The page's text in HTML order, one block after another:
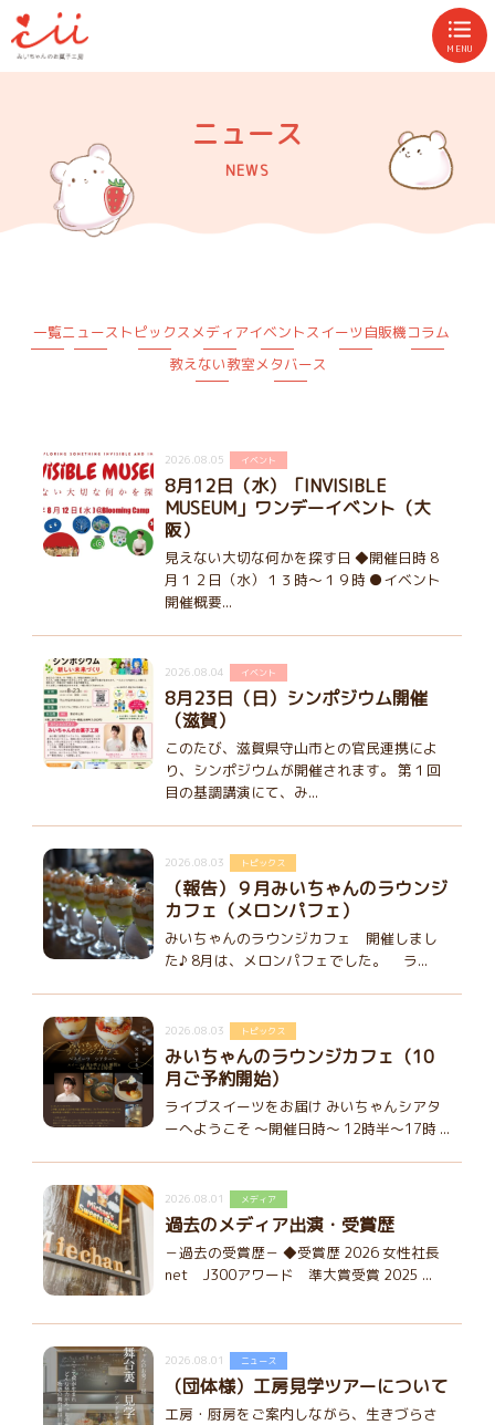
MENU
ニュース
NEWS
一覧ニュース トピックスメディアイベントスイーツ自販機コラム
教えない教室メタバース
2026.08.05 イベント
8月12日（水）「INVISIBLE
MUSEUM」ワンデーイベント（大
阪）
見えない大切な何かを探す日 ◆開催日時 8
月１２日（水）１３時～１９時 ●イベント
開催概要...
2026.08.04 イベント
8月23日（日）シンポジウム開催
（滋賀）
このたび、滋賀県守山市との官民連携によ
り、シンポジウムが開催されます。 第１回
目の基調講演にて、み...
2026.08.03 トピックス
（報告）９月みいちゃんのラウンジ
カフェ（メロンパフェ）
みいちゃんのラウンジカフェ 開催しまし
た♪ 8月は、メロンパフェでした。 ラ...
2026.08.03 トピックス
みいちゃんのラウンジカフェ（10
月ご予約開始）
ライブスイーツをお届け みいちゃんシアタ
ーへようこそ ～開催日時～ 12時半～17時 ...
2026.08.01 メディア
過去のメディア出演・受賞歴
－過去の受賞歴－ ◆受賞歴 2026 女性社長
net J300アワード 準大賞受賞 2025 ...
2026.08.01 ニュース
（団体様）工房見学ツアーについて
工房・厨房をご案内しながら、生きづらさ